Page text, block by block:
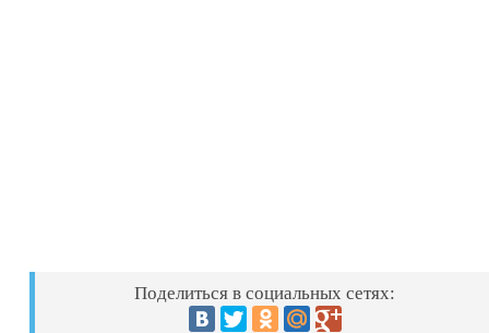
Поделиться в социальных сетях: